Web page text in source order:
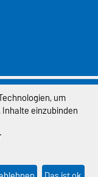
um
einzubinden